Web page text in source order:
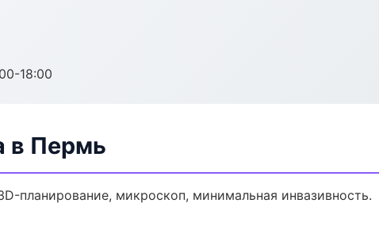
18:00
в Пермь
планирование, микроскоп, минимальная инвазивность.